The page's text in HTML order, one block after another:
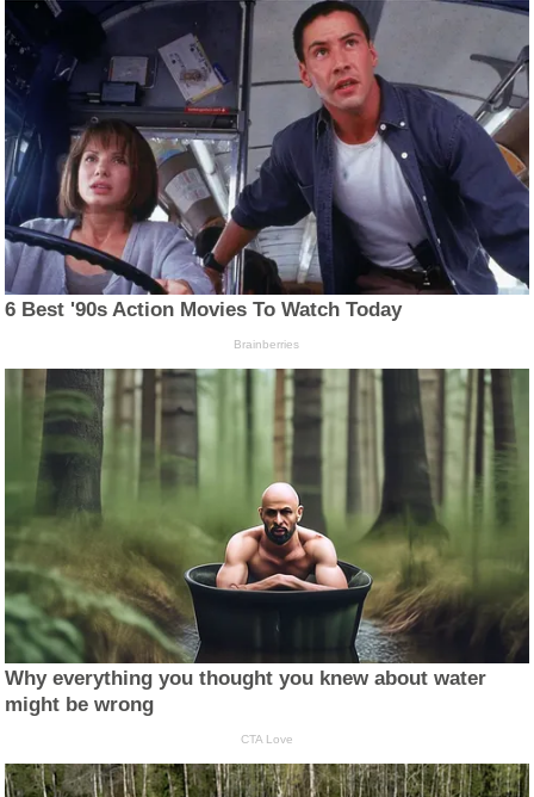
6 Best '90s Action Movies To Watch Today
Brainberries
Why everything you thought you knew about water
might be wrong
CTA Love